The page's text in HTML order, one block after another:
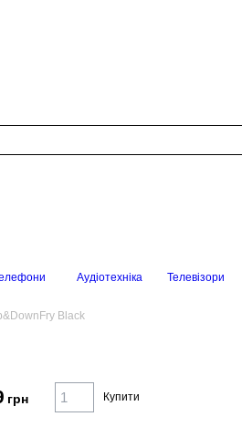
Аудіотехніка Телевізори
Black
грн Купити